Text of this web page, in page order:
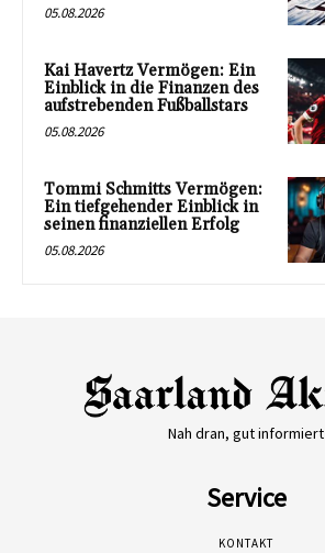
05.08.2026
Kai Havertz Vermögen: Ein
Einblick in die Finanzen des
aufstrebenden Fußballstars
05.08.2026
Tommi Schmitts Vermögen:
Ein tiefgehender Einblick in
seinen finanziellen Erfolg
05.08.2026
Nah dran, gut informiert
Service
KONTAKT